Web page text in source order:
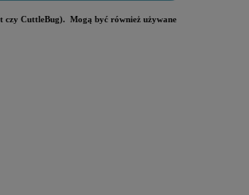
czy CuttleBug). Mogą być również używane